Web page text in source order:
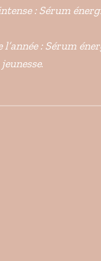
: Sérum
l’année : Sérum
.